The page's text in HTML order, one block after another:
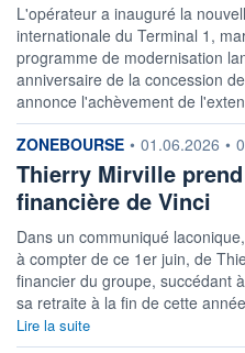
L'opérateur a inauguré la
internationale du Terminal 1,
programme de modernisation
anniversaire de la concession
annonce l'achèvement de
information fournie par
ZONEBOURSE • 01.06.2026 •
Thierry Mirville
financière de Vinci
Dans un communiqué
à compter de ce 1er juin, de
financier du groupe, succédant
sa retraite à la fin de cette
Lire la suite